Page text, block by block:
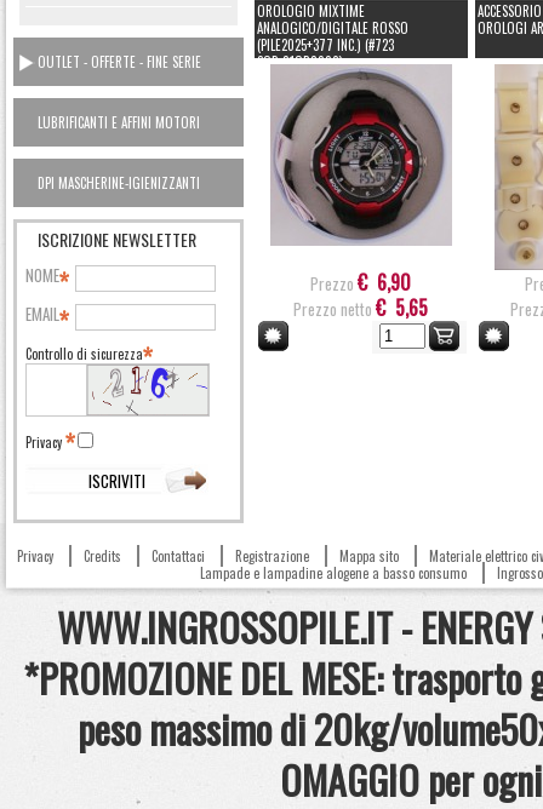
OUTLET - OFFERTE - FINE SERIE
LUBRIFICANTI E AFFINI MOTORI
AUTO OUTLET
DPI MASCHERINE-IGIENIZZANTI
ISCRIZIONE NEWSLETTER
NOME
EMAIL
Controllo di sicurezza
Privacy
OROLOGIO MIXTIME
ANALOGICO/DIGITALE ROSSO
(PILE2025+377 INC.) (#723
COD.81OR8006)
Prezzo € 6,90
Prezzo netto € 5,65
OROLOGI
Privacy Credits Contattaci Registrazione Mappa sito
Materiale elettrico
Lampade e lampadine alogene a basso consumo
WWW.INGROSSOPILE.IT -
*PROMOZIONE DEL MESE:
peso massimo di 20kg/
OMAGGIO per